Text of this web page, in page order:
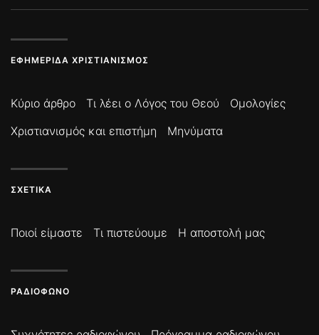
ΕΦΗΜΕΡΊΔΑ ΧΡΙΣΤΙΑΝΙΣΜΌΣ
Κύριο άρθρο Τι λέει ο Λόγος του Θεού
Ομολογίες
Χριστιανισμός και επιστήμη
Μηνύματα
ΣΧΕΤΙΚΆ
Ποιοί είμαστε Τι πιστεύουμε Η αποστολή μας
ΡΑΔΙΌΦΩΝΟ